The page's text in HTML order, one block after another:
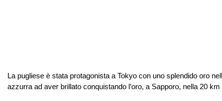
La pugliese è stata protagonista a Tokyo con uno splendido oro
azzurra ad aver brillato conquistando l’oro, a Sapporo, nella 20